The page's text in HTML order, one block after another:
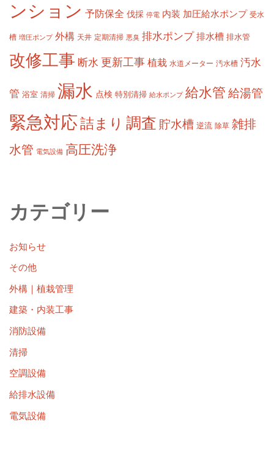
ンション 予防保全 伐採 停電 内装 加圧給水ポンプ 受水
槽 増圧ポンプ 外構 天井 定期清掃 悪臭 排水ポンプ 排水槽 排水管
改修工事 断水 更新工事 植栽 水道メーター 汚水槽 汚水
管 浴室 清掃 漏水 点検 特別清掃 給水ポンプ 給水管 給湯管
緊急対応詰まり 調査 貯水槽 逆流 除草 雑排
水管 電気設備 高圧洗浄
カテゴリー
お知らせ
その他
外構｜植栽管理
建築・内装工事
消防設備
清掃
空調設備
給排水設備
電気設備